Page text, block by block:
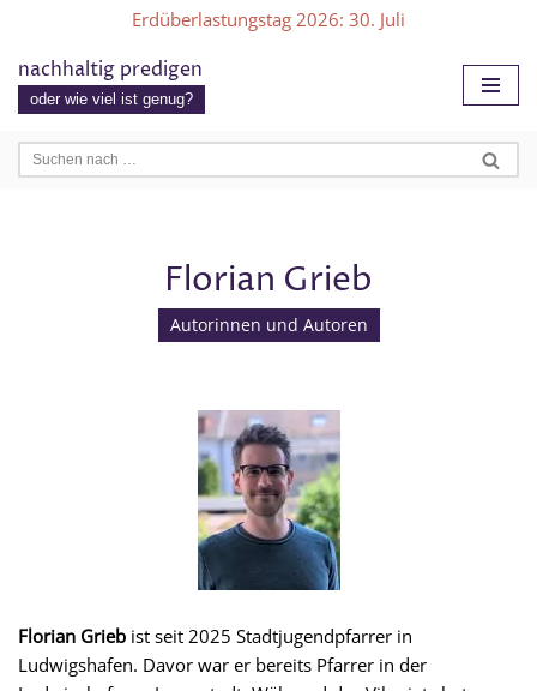
Zum
Inhalt
Erdüberlastungstag 2026: 30. Juli
nachhaltig predigen
oder wie viel ist genug?
Florian Grieb
Autorinnen und Autoren
Florian Grieb ist seit 2025 Stadtjugendpfarrer in
Ludwigshafen. Davor war er bereits Pfarrer in der